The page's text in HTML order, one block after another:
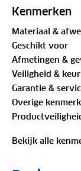
ART-2-sloten
Testwinnaar
ANWB
Wij testen
keer testten
sloten en acht
AXA, Treloc,
Kenmerken
Materiaal &
Geschikt voor
Afmetingen &
Veiligheid &
Garantie &
Overige
Bekijk alle